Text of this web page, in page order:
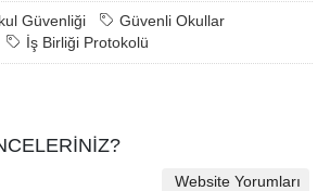
Güvenliği
Güvenli Okullar
İş Birliği Protokolü
Website Yorumları